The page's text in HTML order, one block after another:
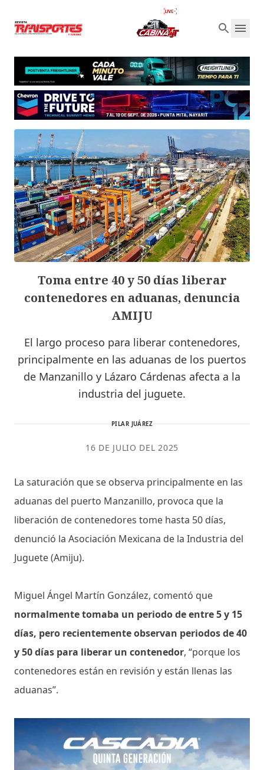
Toma entre 40 y 50 días liberar
contenedores en aduanas, denuncia
AMIJU
El largo proceso para liberar contenedores,
principalmente en las aduanas de los puertos
de Manzanillo y Lázaro Cárdenas afecta a la
industria del juguete.
PILAR JUÁREZ
16 DE JULIO DEL 2025
La saturación que se observa principalmente en las
aduanas del puerto Manzanillo, provoca que la
liberación de contenedores tome hasta 50 días,
denunció la Asociación Mexicana de la Industria del
Juguete (Amiju).
Miguel Ángel Martín González, comentó que
normalmente tomaba un periodo de entre 5 y 15
días, pero recientemente observan periodos de 40
y 50 días para liberar un contenedor, “porque los
contenedores están en revisión y están llenas las
aduanas”.